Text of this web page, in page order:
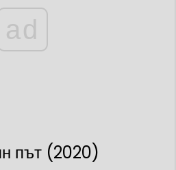
ad
път (2020)